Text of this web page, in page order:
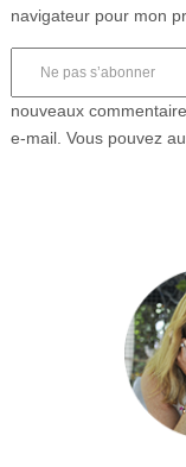
navigateur pour mon
nouveaux
e-mail. Vous pouvez